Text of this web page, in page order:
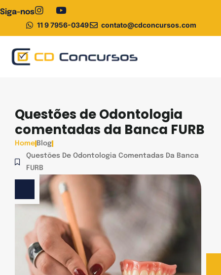
Siga-nos
11 9 7956-0349
contato@cdconcursos.com
Questões de Odontologia
comentadas da Banca FURB
Home Blog
Questões De Odontologia Comentadas Da Banca
FURB